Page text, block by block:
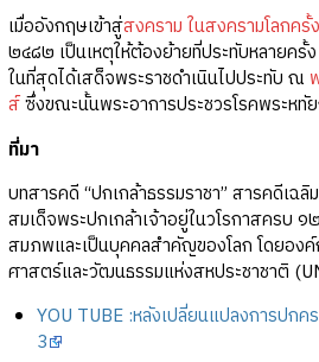
เมื่ออังกฤษเข้าสู่สงคราม ในสงครามโลกครั้
๒๔๘๒ เป็นเหตุให้ต้องย้ายที่ประทับหลายครั้
ในที่สุดได้เสด็จพระราชดำเนินไปประทับ ณ
ส์ซึ่งขณะนั้นพระอาการประชวรโรคพระหทั
ที่มา
บทสารคดี “ปกเกล้าธรรมราชา” สารคดีเฉ
สมเด็จพระปกเกล้าเจ้าอยู่ในวโรกาสครบ
สมภพและเป็นบุคคลสำคัญของโลก โดยอง
ศาสตร์และวัฒนธรรมแห่งสหประชาชาติ
YOU TUBE :หลังเปลี่ยนแปลงการปก
3